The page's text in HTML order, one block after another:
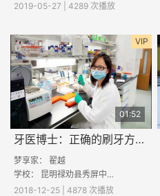
2019-05-27 | 4289 次播放
VIP
01:52
牙医博士：正确的刷牙方式是什么样的？
梦享家： 翟越
学校： 昆明禄劝县秀屏中学
2018-12-25 | 4878 次播放